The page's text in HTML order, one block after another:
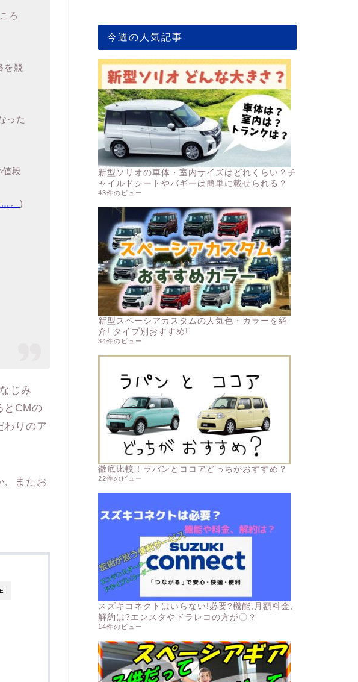
ろ
を競
った
段
。 )
じみ
とCMの
わりのア
、またお
今週の人気記事
新型ソリオの車体・室内サイズはどれくらい？チ
ャイルドシートやバギーは簡単に載せられる？
43件のビュー
新型スペーシアカスタムの人気色・カラーを紹
介! タイプ別おすすめ!
34件のビュー
徹底比較！ラパンとココアどっちがおすすめ？
22件のビュー
スズキコネクトはいらない!必要?機能,月額料金,
解約は?エンスタやドラレコの方が〇？
14件のビュー